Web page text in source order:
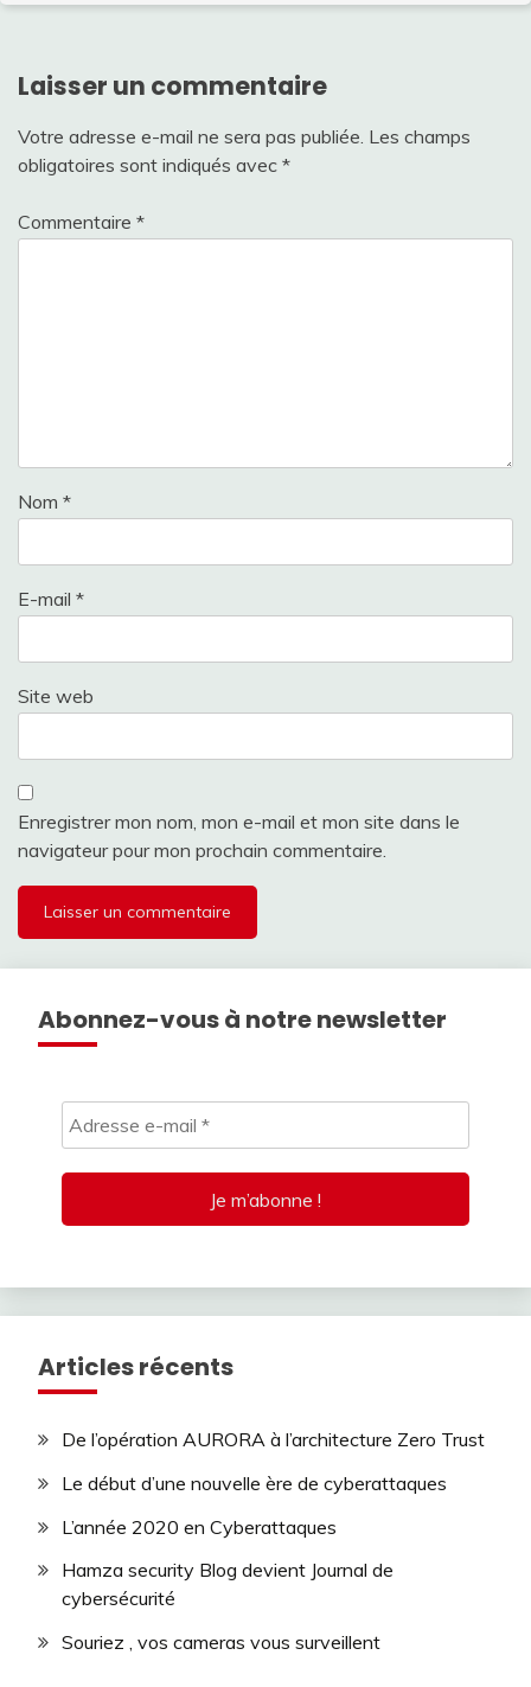
Laisser un commentaire
Votre adresse e-mail ne sera pas publiée. Les champs
obligatoires sont indiqués avec *
Commentaire *
Nom *
E-mail *
Site web
Enregistrer mon nom, mon e-mail et mon site dans le
navigateur pour mon prochain commentaire.
Abonnez-vous à notre newsletter
Articles récents
De l’opération AURORA à l’architecture Zero Trust
Le début d’une nouvelle ère de cyberattaques
L’année 2020 en Cyberattaques
Hamza security Blog devient Journal de
cybersécurité
Souriez , vos cameras vous surveillent